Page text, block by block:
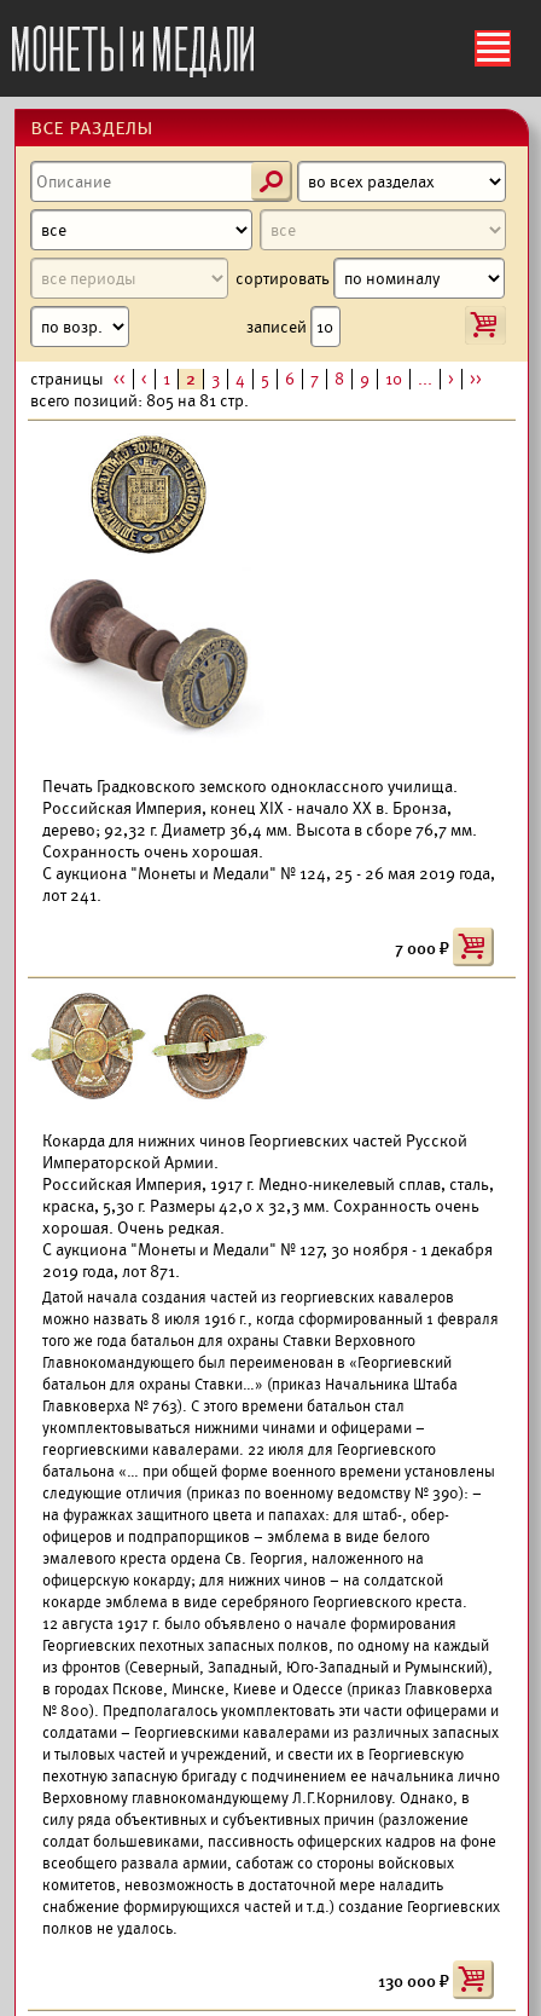
ś
все разделы
s
сортировать
записей i
страницы << < 1 2 3 4 5 6 7 8 9 10 ... >
>>
всего позиций: 805 на 81 стр.
Печать Градковского земского одноклассного училища.
Российская Империя, конец XIX - начало XX в. Бронза,
дерево; 92,32 г. Диаметр 36,4 мм. Высота в сборе 76,7 мм.
Сохранность очень хорошая.
С аукциона "Монеты и Медали" № 124, 25 - 26 мая 2019 года,
лот 241.
7 000
Кокарда для нижних чинов Георгиевских частей Русской
Императорской Армии.
Российская Империя, 1917 г. Медно-никелевый сплав, сталь,
краска, 5,30 г. Размеры 42,0 х 32,3 мм. Сохранность очень
хорошая. Очень редкая.
С аукциона "Монеты и Медали" № 127, 30 ноября - 1 декабря
2019 года, лот 871.
Датой начала создания частей из георгиевских кавалеров
можно назвать 8 июля 1916 г., когда сформированный 1 февраля
того же года батальон для охраны Ставки Верховного
Главнокомандующего был переименован в «Георгиевский
батальон для охраны Ставки…» (приказ Начальника Штаба
Главковерха № 763). С этого времени батальон стал
укомплектовываться нижними чинами и офицерами –
георгиевскими кавалерами. 22 июля для Георгиевского
батальона «… при общей форме военного времени установлены
следующие отличия (приказ по военному ведомству № 390): –
на фуражках защитного цвета и папахах: для штаб-, обер-
офицеров и подпрапорщиков – эмблема в виде белого
эмалевого креста ордена Св. Георгия, наложенного на
офицерскую кокарду; для нижних чинов – на солдатской
кокарде эмблема в виде серебряного Георгиевского креста.
12 августа 1917 г. было объявлено о начале формирования
Георгиевских пехотных запасных полков, по одному на каждый
из фронтов (Северный, Западный, Юго-Западный и Румынский),
в городах Пскове, Минске, Киеве и Одессе (приказ Главковерха
№ 800). Предполагалось укомплектовать эти части офицерами и
солдатами – Георгиевскими кавалерами из различных запасных
и тыловых частей и учреждений, и свести их в Георгиевскую
пехотную запасную бригаду с подчинением ее начальника лично
Верховному главнокомандующему Л.Г.Корнилову. Однако, в
силу ряда объективных и субъективных причин (разложение
солдат большевиками, пассивность офицерских кадров на фоне
всеобщего развала армии, саботаж со стороны войсковых
комитетов, невозможность в достаточной мере наладить
снабжение формирующихся частей и т.д.) создание Георгиевских
полков не удалось.
130 000